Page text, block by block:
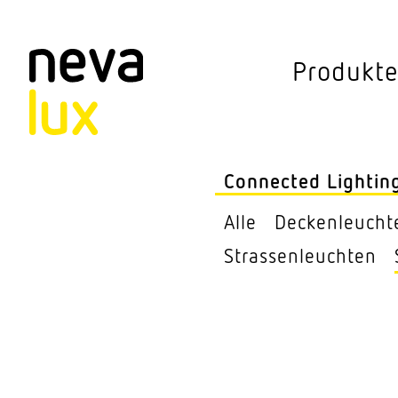
Produkte
Decken­leuchten
Connected
Alle
Stras­sen­leuchten